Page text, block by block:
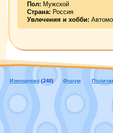
Пол: Мужской
Страна: Россия
Увлечения и хобби:
Извещения (248) Форум